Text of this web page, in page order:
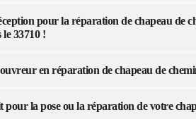
pour la réparation de chapeau de
33710 !
en réparation de chapeau de
pour la pose ou la réparation de votre